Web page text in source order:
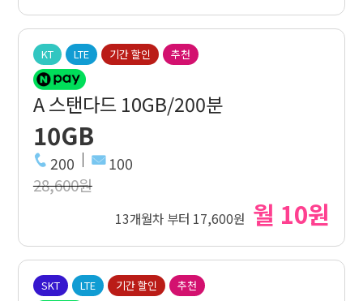
KT LTE 기간 할인 추천
A 스탠다드 10GB/200분
10GB
200 100
28,600원
13개월차 부터 17,600원 월 10원
SKT LTE 기간 할인 추천